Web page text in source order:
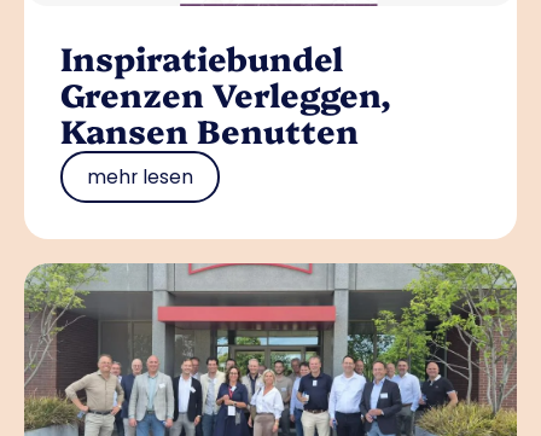
Inspiratiebundel
Grenzen Verleggen,
Kansen Benutten
mehr lesen